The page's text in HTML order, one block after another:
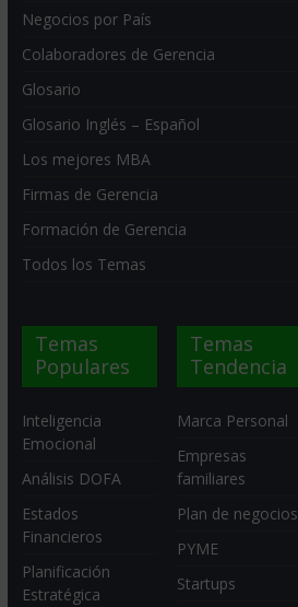
Negocios por País
Colaboradores de Gerencia
Glosario
Glosario Inglés – Español
Los mejores MBA
Firmas de Gerencia
Formación de Gerencia
Todos los Temas
Temas
Populares
Inteligencia
Emocional
Análisis DOFA
Estados
Financieros
Planificación
Estratégica
Temas
Tendencia
Marca Personal
Empresas
familiares
Plan de negocios
PYME
Startups